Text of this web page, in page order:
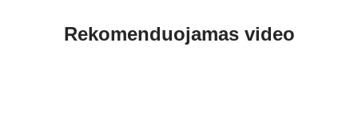
Rekomenduojamas video